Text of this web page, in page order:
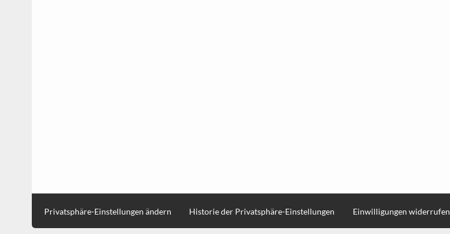
Privatsphäre-Einstellungen ändern Historie der Privatsphäre-Einstellungen Einwilligungen widerrufen